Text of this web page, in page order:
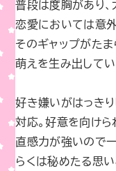
普段は度胸があり
恋愛においては意
そのギャップがた
萌えを生み出してい
好き嫌いがはっき
対応。好意を向けら
直感力が強いので
らくは秘めたる思